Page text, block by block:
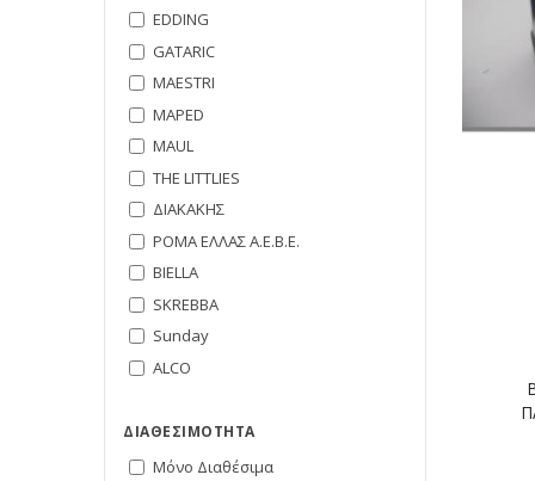
EDDING
GATARIC
MAESTRI
MAPED
MAUL
THE LITTLIES
ΔΙΑΚΑΚΗΣ
ΡΟΜΑ ΕΛΛΑΣ Α.Ε.Β.Ε.
BIELLA
SKREBBA
Sunday
ALCO
ΔΙΑΘΕΣΙΜΌΤΗΤΑ
Μόνο Διαθέσιμα